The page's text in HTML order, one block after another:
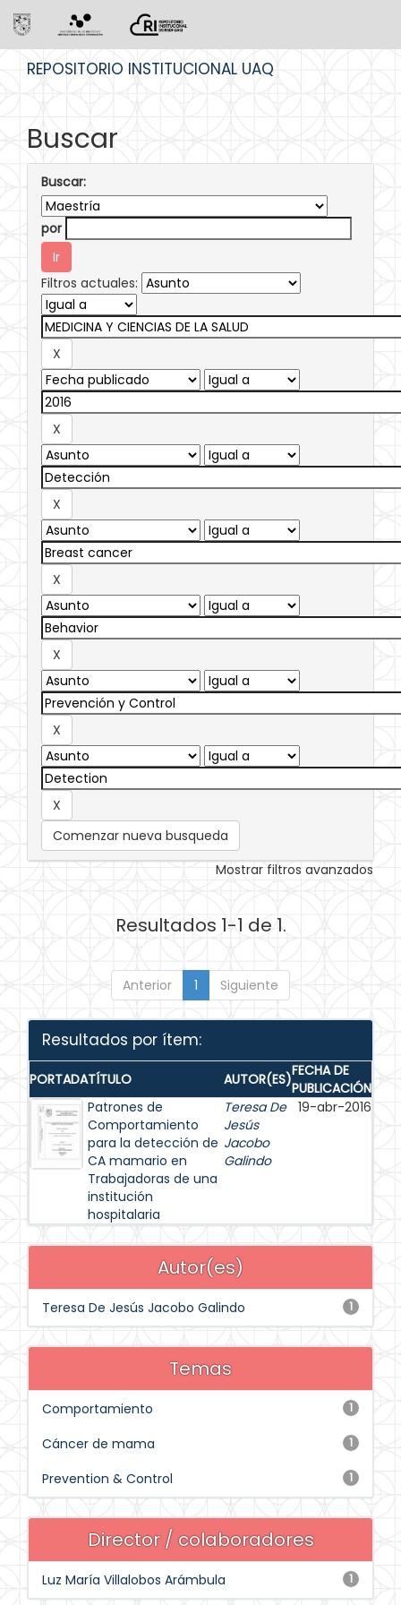
REPOSITORIO INSTITUCIONAL UAQ
Buscar
Buscar:
por
Filtros actuales:
Comenzar nueva busqueda
Mostrar filtros avanzados
Resultados 1-1 de 1.
Anterior 1 Siguiente
Resultados por ítem:
PORTADATÍTULO AUTOR(ES)FECHA DE
PUBLICACIÓN
Patrones de
Comportamiento
para la detección de
CA mamario en
Trabajadoras de una
institución
hospitalaria
Teresa De
Jesús
Jacobo
Galindo
19-abr-2016
Autor(es)
1
Teresa De Jesús Jacobo Galindo
Temas
1
Comportamiento
1
Cáncer de mama
1
Prevention & Control
Director / colaboradores
1
Luz María Villalobos Arámbula